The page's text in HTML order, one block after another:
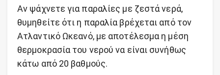
Αν ψάχνετε για παραλίες με ζεστά νερά,
θυμηθείτε ότι η παραλία βρέχεται από τον
Ατλαντικό Ωκεανό, με αποτέλεσμα η μέση
θερμοκρασία του νερού να είναι συνήθως
κάτω από 20 βαθμούς.